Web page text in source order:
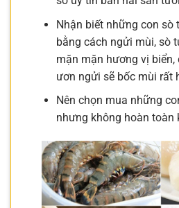
Nhận biết những con sò
bằng cách ngửi mùi, sò
mặn mặn hương vị
ươn ngửi sẽ bốc mùi rất
Nên chọn mua những
nhưng không hoàn toàn